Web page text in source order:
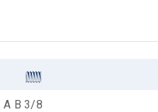
A B 3/8